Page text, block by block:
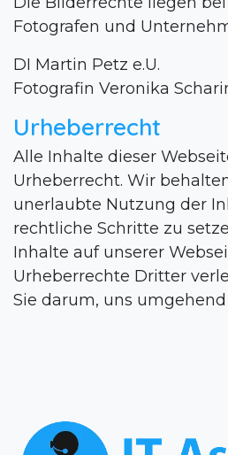
Fotografen und
DI Martin Petz e.U.
Fotografin Veronika
Urheberrecht
Alle Inhalte dieser
Urheberrecht. Wir
unerlaubte Nutzung der
rechtliche Schritte zu
Inhalte auf unserer
Urheberrechte Dritter
Sie darum, uns